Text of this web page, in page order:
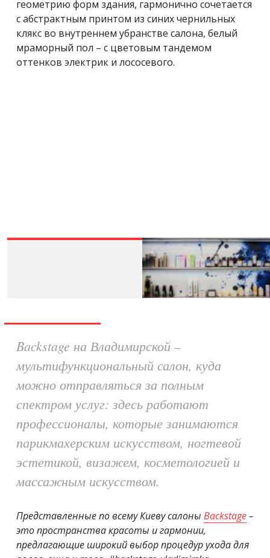
геометрию форм здания, гармонично сочетается
с абстрактным принтом из синих чернильных
клякс во внутреннем убранстве салона, белый
мраморный пол – с цветовым тандемом
оттенков электрик и лососевого.
Backstage на Владимирской –
мультифункциональный салон, куда
можно отправляться за полным
спектром услуг: здесь работают
профессионалы, которые занимаются
парикмахерским искусством, ногтевой
эстетикой, визажем, косметологией и
массажным искусством.
Представленные по всему Киеву салоны Backstage–
это пространства красоты и гармонии,
предлагающие широкий выбор процедур ухода для